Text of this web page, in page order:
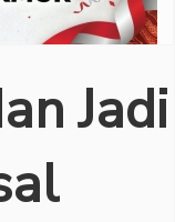
Jadi